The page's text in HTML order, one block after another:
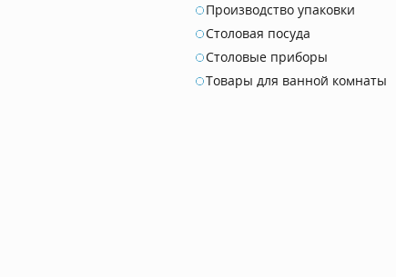
Производство упаковки
Столовая посуда
Столовые приборы
Товары для ванной комнаты